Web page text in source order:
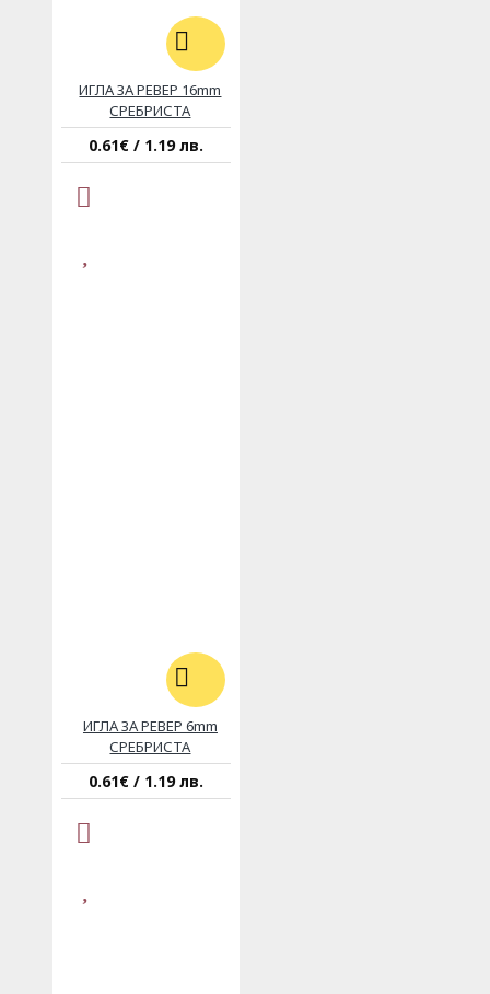
ИГЛА ЗА РЕВЕР 16mm
СРЕБРИСТА
0.61€ / 1.19 лв.
ИГЛА ЗА РЕВЕР 6mm
СРЕБРИСТА
0.61€ / 1.19 лв.